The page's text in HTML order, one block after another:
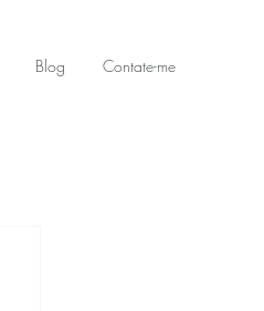
Blog Contate-me